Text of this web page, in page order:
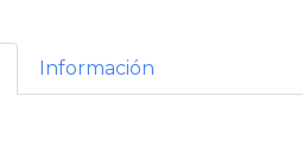
Información